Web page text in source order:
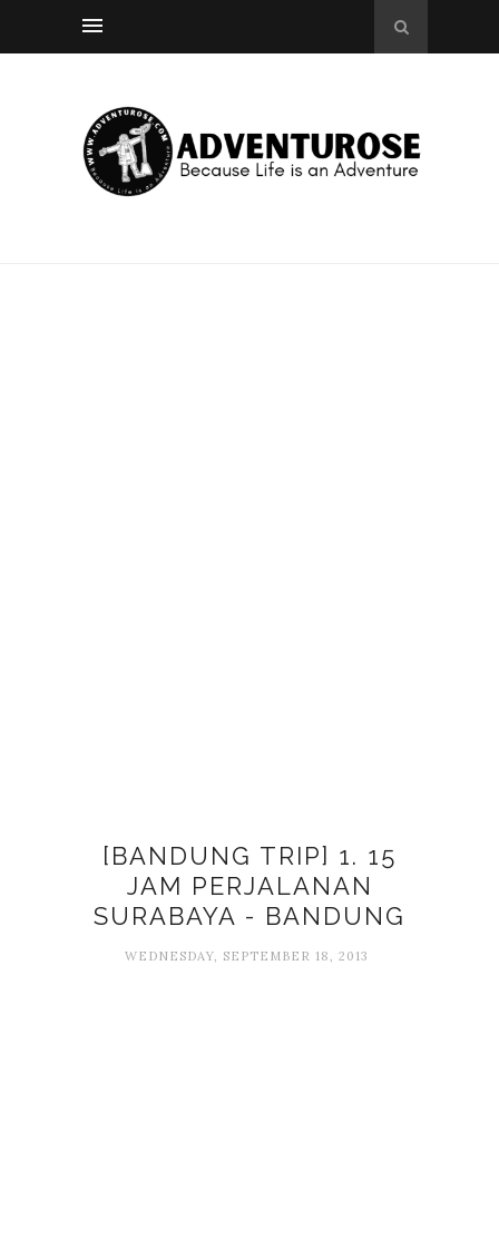
[BANDUNG TRIP] 1. 15
JAM PERJALANAN
SURABAYA - BANDUNG
WEDNESDAY, SEPTEMBER 18, 2013